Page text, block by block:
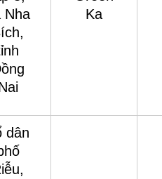
Nha
Ka
dân